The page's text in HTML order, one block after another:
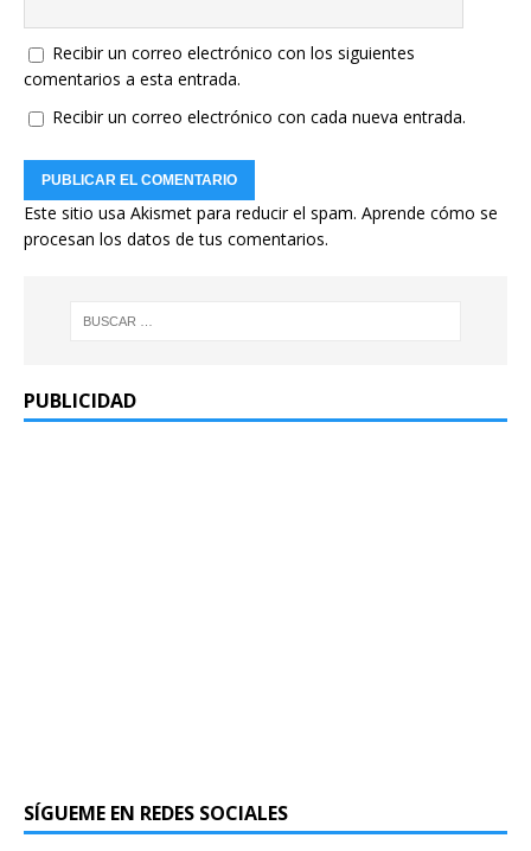
Recibir un correo electrónico con los siguientes
comentarios a esta entrada.
Recibir un correo electrónico con cada nueva entrada.
Este sitio usa Akismet para reducir el spam. Aprende cómo se
procesan los datos de tus comentarios.
PUBLICIDAD
SÍGUEME EN REDES SOCIALES